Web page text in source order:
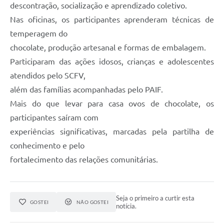
descontração, socialização e aprendizado coletivo.
Nas oficinas, os participantes aprenderam técnicas de
temperagem do
chocolate, produção artesanal e formas de embalagem.
Participaram das ações idosos, crianças e adolescentes
atendidos pelo SCFV,
além das famílias acompanhadas pelo PAIF.
Mais do que levar para casa ovos de chocolate, os
participantes saíram com
experiências significativas, marcadas pela partilha de
conhecimento e pelo
fortalecimento das relações comunitárias.
GOSTEI NÃO GOSTEI
Seja o primeiro a curtir esta
notícia.